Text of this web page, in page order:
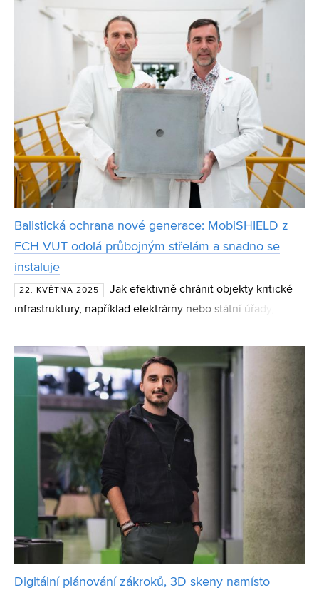
Ústav soud
Balistická ochrana nové generace: MobiSHIELD z
FCH VUT odolá průbojným střelám a snadno se
instaluje
22. KVĚTNA 2025
Jak efektivně chránit objekty kritické
infrastruktury, například elektrárny nebo státní úřady, před
výzkumníci z Fakulty chemické Vysokého učení techn
Digitální plánování zákroků, 3D skeny namísto